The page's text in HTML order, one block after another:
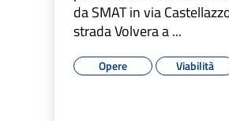
da SMAT in via
strada Volvera a ...
Opere Viabilità